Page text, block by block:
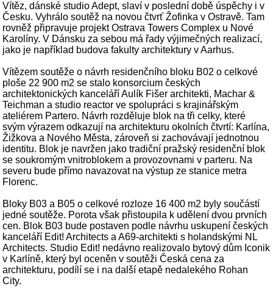
Vítěz, dánské studio Adept, slaví v poslední době úspěchy i v
Česku. Vyhrálo soutěž na novou čtvrť Žofinka v Ostravě. Tam
rovněž připravuje projekt Ostrava Towers Complex u Nové
Karolíny. V Dánsku za sebou má řady výjimečných realizací,
jako je například budova fakulty architektury v Aarhus.
Vítězem soutěže o návrh residenčního bloku B02 o celkové
ploše 22 900 m2 se stalo konsorcium českých
architektonických kanceláří Aulík Fišer architekti, Machar &
Teichman a studio reactor ve spolupráci s krajinářským
ateliérem Partero. Návrh rozděluje blok na tři celky, které
svým výrazem odkazují na architekturu okolních čtvrtí: Karlína,
Žižkova a Nového Města, zároveň si zachovávají jednotnou
identitu. Blok je navržen jako tradiční pražský residenční blok
se soukromým vnitroblokem a provozovnami v parteru. Na
severu bude přímo navazovat na výstup ze stanice metra
Florenc.
Bloky B03 a B05 o celkové rozloze 16 400 m2 byly součástí
jedné soutěže. Porota však přistoupila k udělení dvou prvních
cen. Blok B03 bude postaven podle návrhu uskupení českých
kanceláří Edit! Architects a A69-architekti s holandskými NL
Architects. Studio Edit! nedávno realizovalo bytový dům Iconik
v Karlíně, který byl oceněn v soutěži Česká cena za
architekturu, podílí se i na další etapě nedalekého Rohan
City.